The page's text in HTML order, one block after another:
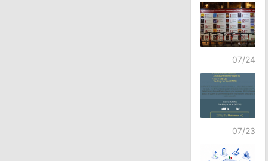
07/24
07/23